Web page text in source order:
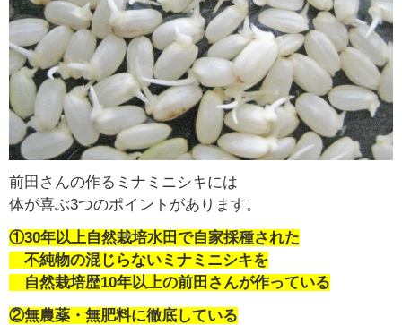
前田さんの作るミナミニシキには
体が喜ぶ3つのポイントがあります。
①30年以上自然栽培水田で自家採種された
不純物の混じらないミナミニシキを
自然栽培歴10年以上の前田さんが作っている
②無農薬・無肥料に徹底している